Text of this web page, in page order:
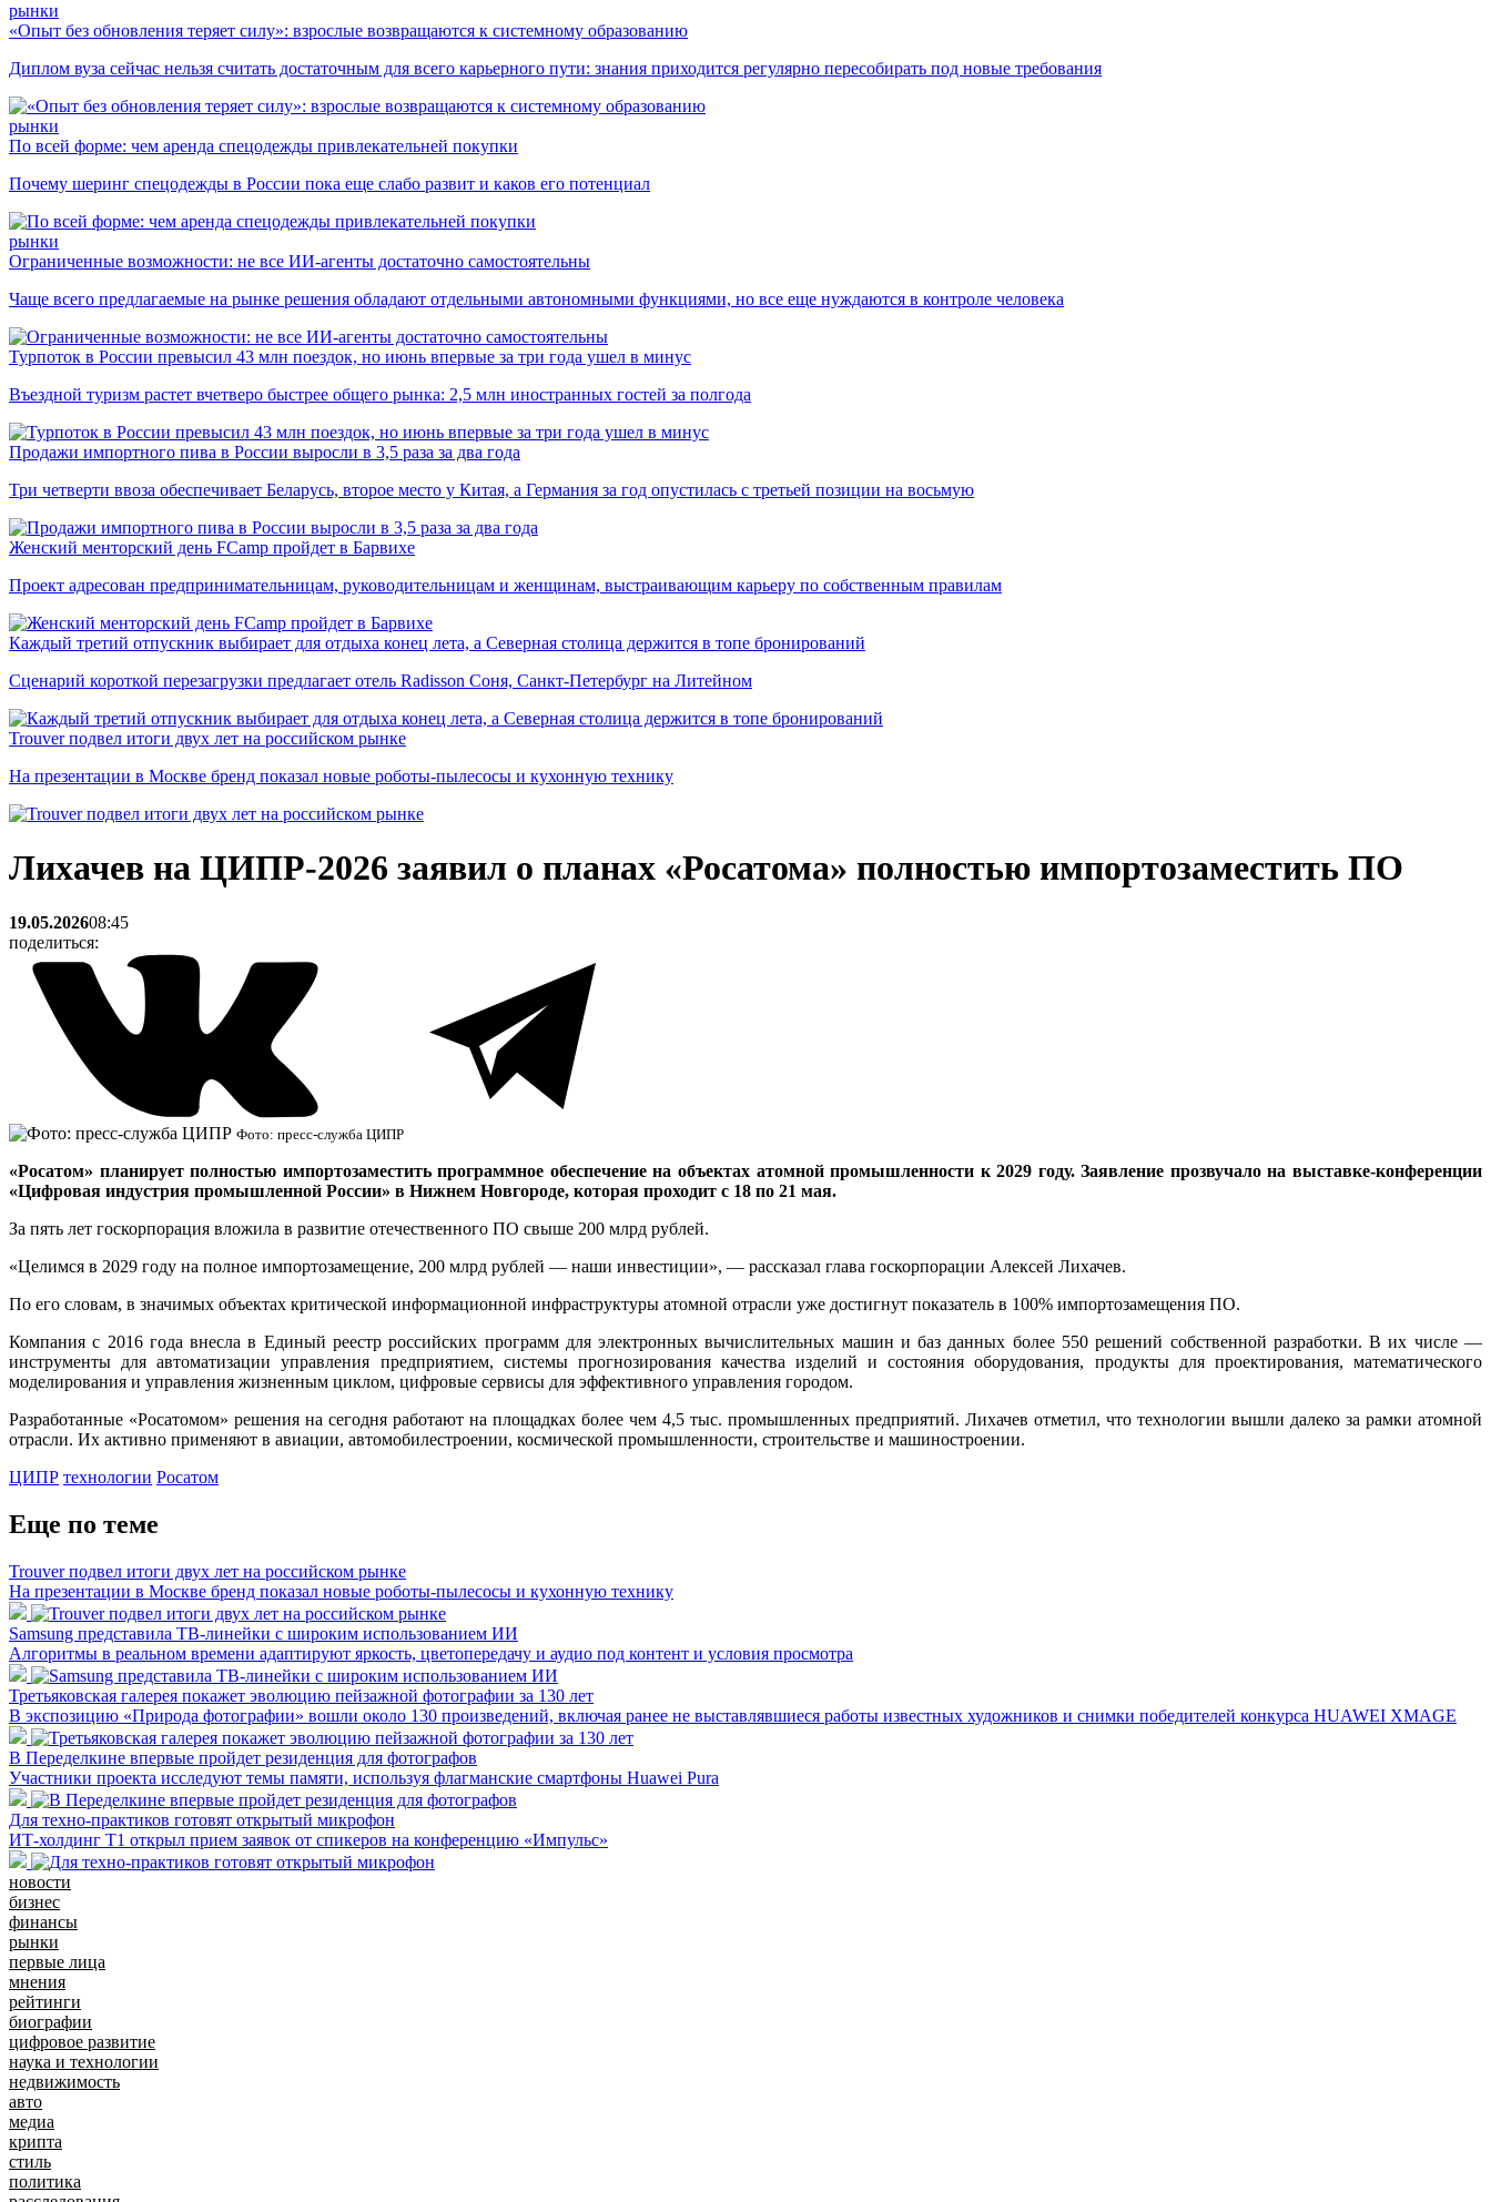
рынки
«Опыт без обновления теряет силу»: взрослые возвращаются к системному образованию
Диплом вуза сейчас нельзя считать достаточным для всего карьерного пути: знания приходится регулярно пересобирать под новые требования
рынки
По всей форме: чем аренда спецодежды привлекательней покупки
Почему шеринг спецодежды в России пока еще слабо развит и каков его потенциал
рынки
Ограниченные возможности: не все ИИ-агенты достаточно самостоятельны
Чаще всего предлагаемые на рынке решения обладают отдельными автономными функциями, но все еще нуждаются в контроле человека
Турпоток в России превысил 43 млн поездок, но июнь впервые за три года ушел в минус
Въездной туризм растет вчетверо быстрее общего рынка: 2,5 млн иностранных гостей за полгода
Продажи импортного пива в России выросли в 3,5 раза за два года
Три четверти ввоза обеспечивает Беларусь, второе место у Китая, а Германия за год опустилась с третьей позиции на восьмую
Женский менторский день FCamp пройдет в Барвихе
Проект адресован предпринимательницам, руководительницам и женщинам, выстраивающим карьеру по собственным правилам
Каждый третий отпускник выбирает для отдыха конец лета, а Северная столица держится в топе бронирований
Сценарий короткой перезагрузки предлагает отель Radisson Соня, Санкт-Петербург на Литейном
Trouver подвел итоги двух лет на российском рынке
На презентации в Москве бренд показал новые роботы-пылесосы и кухонную технику
Лихачев на ЦИПР-2026 заявил о планах «Росатома» полностью импортозаместить ПО
19.05.202608:45
поделиться:
Фото: пресс-служба ЦИПР
«Росатом» планирует полностью импортозаместить программное обеспечение на объектах атомной промышленности к 2029 году. Заявление прозвучало на выставке-конференции
«Цифровая индустрия промышленной России» в Нижнем Новгороде, которая проходит с 18 по 21 мая.
За пять лет госкорпорация вложила в развитие отечественного ПО свыше 200 млрд рублей.
«Целимся в 2029 году на полное импортозамещение, 200 млрд рублей — наши инвестиции», — рассказал глава госкорпорации Алексей Лихачев.
По его словам, в значимых объектах критической информационной инфраструктуры атомной отрасли уже достигнут показатель в 100% импортозамещения ПО.
Компания с 2016 года внесла в Единый реестр российских программ для электронных вычислительных машин и баз данных более 550 решений собственной разработки. В их числе —
инструменты для автоматизации управления предприятием, системы прогнозирования качества изделий и состояния оборудования, продукты для проектирования, математического
моделирования и управления жизненным циклом, цифровые сервисы для эффективного управления городом.
Разработанные «Росатомом» решения на сегодня работают на площадках более чем 4,5 тыс. промышленных предприятий. Лихачев отметил, что технологии вышли далеко за рамки атомной
отрасли. Их активно применяют в авиации, автомобилестроении, космической промышленности, строительстве и машиностроении.
ЦИПР технологии Росатом
Еще по теме
Trouver подвел итоги двух лет на российском рынке
На презентации в Москве бренд показал новые роботы-пылесосы и кухонную технику
Samsung представила ТВ-линейки с широким использованием ИИ
Алгоритмы в реальном времени адаптируют яркость, цветопередачу и аудио под контент и условия просмотра
Третьяковская галерея покажет эволюцию пейзажной фотографии за 130 лет
В экспозицию «Природа фотографии» вошли около 130 произведений, включая ранее не выставлявшиеся работы известных художников и снимки победителей конкурса HUAWEI XMAGE
В Переделкине впервые пройдет резиденция для фотографов
Участники проекта исследуют темы памяти, используя флагманские смартфоны Huawei Pura
Для техно-практиков готовят открытый микрофон
ИТ-холдинг Т1 открыл прием заявок от спикеров на конференцию «Импульс»
новости
бизнес
финансы
рынки
первые лица
мнения
рейтинги
биографии
цифровое развитие
наука и технологии
недвижимость
авто
медиа
крипта
стиль
политика